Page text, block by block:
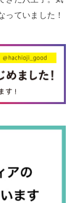
っていました！